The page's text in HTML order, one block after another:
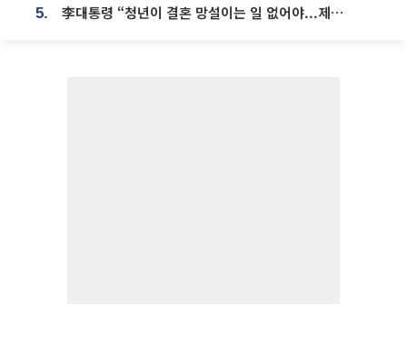
5. 李대통령 “청년이 결혼 망설이는 일 없어야...제도상 불이익 조사”